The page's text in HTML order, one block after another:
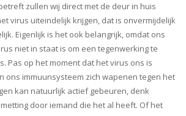
zullen wij direct met de deur in huis
virus uiteindelijk krijgen, dat is onvermijdelijk
Eigenlijk is het ook belangrijk, omdat ons
niet in staat is om een tegenwerking te
Pas op het moment dat het virus ons is
ons immuunsysteem zich wapenen tegen het
kan natuurlijk actief gebeuren, denk
door iemand die het al heeft. Of het